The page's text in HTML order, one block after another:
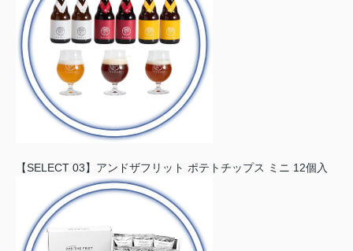
【SELECT 03】アンドザフリット ポテトチップス ミニ 12個入